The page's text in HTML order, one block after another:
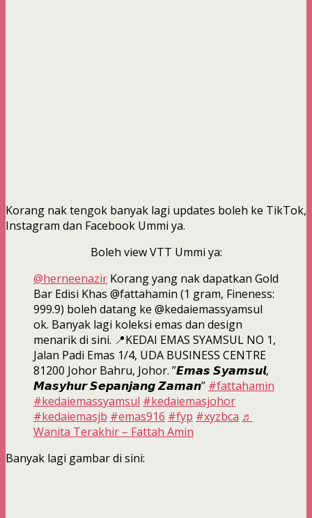
Korang nak tengok banyak lagi updates boleh ke TikTok,
Instagram dan Facebook Ummi ya.
Boleh view VTT Ummi ya:
@herneenazir Korang yang nak dapatkan Gold
Bar Edisi Khas @fattahamin (1 gram, Fineness:
999.9) boleh datang ke @kedaiemassyamsul
ok. Banyak lagi koleksi emas dan design
menarik di sini. 📍KEDAI EMAS SYAMSUL NO 1,
Jalan Padi Emas 1/4, UDA BUSINESS CENTRE
81200 Johor Bahru, Johor. ”𝙀𝙢𝙖𝙨 𝙎𝙮𝙖𝙢𝙨𝙪𝙡,
𝙈𝙖𝙨𝙮𝙝𝙪𝙧 𝙎𝙚𝙥𝙖𝙣𝙟𝙖𝙣𝙜 𝙕𝙖𝙢𝙖𝙣” #fattahamin
#kedaiemassyamsul #kedaiemasjohor
#kedaiemasjb #emas916 #fyp #xyzbca ♬
Wanita Terakhir – Fattah Amin
Banyak lagi gambar di sini: